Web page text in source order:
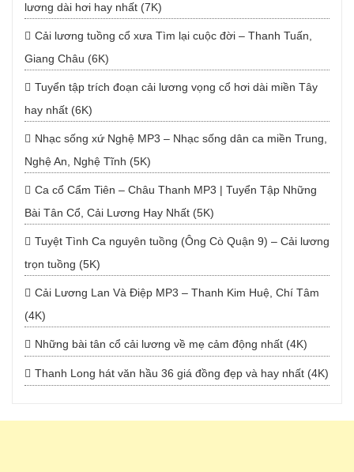
lương dài hơi hay nhất (7K)
Cải lương tuồng cổ xưa Tìm lại cuộc đời – Thanh Tuấn,
Giang Châu (6K)
Tuyển tập trích đoạn cải lương vọng cổ hơi dài miền Tây
hay nhất (6K)
Nhạc sống xứ Nghệ MP3 – Nhạc sống dân ca miền Trung,
Nghệ An, Nghệ Tĩnh (5K)
Ca cổ Cẩm Tiên – Châu Thanh MP3 | Tuyển Tập Những
Bài Tân Cổ, Cải Lương Hay Nhất (5K)
Tuyệt Tình Ca nguyên tuồng (Ông Cò Quận 9) – Cải lương
trọn tuồng (5K)
Cải Lương Lan Và Điệp MP3 – Thanh Kim Huệ, Chí Tâm
(4K)
Những bài tân cổ cải lương về mẹ cảm động nhất (4K)
Thanh Long hát văn hầu 36 giá đồng đẹp và hay nhất (4K)